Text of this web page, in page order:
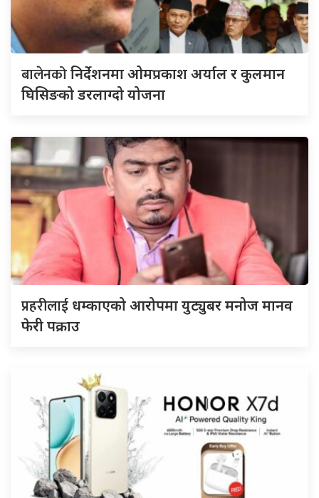
बालेनकोनिर्देशनमा ओमप्रकाश अर्याल र कुलमान
घिसिङको डरलाग्दो योजना
प्रहरीलाई धम्काएको आरोपमा युट्युबर मनोज मानव
फेरी पक्राउ